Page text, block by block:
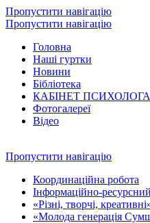
Пропустити навігацію
Пропустити навігацію
Головна
Наші гуртки
Новини
Бібліотека
КАБІНЕТ ПСИХОЛОГА
Фотогалереї
Відео
Пропустити навігацію
Координаційна робота
Інформаційно-
«Різні, творчі,
«Молода генерація